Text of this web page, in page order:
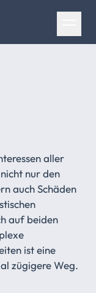
aller
nur den
auch Schäden
auf beiden
ist eine
zügigere Weg.